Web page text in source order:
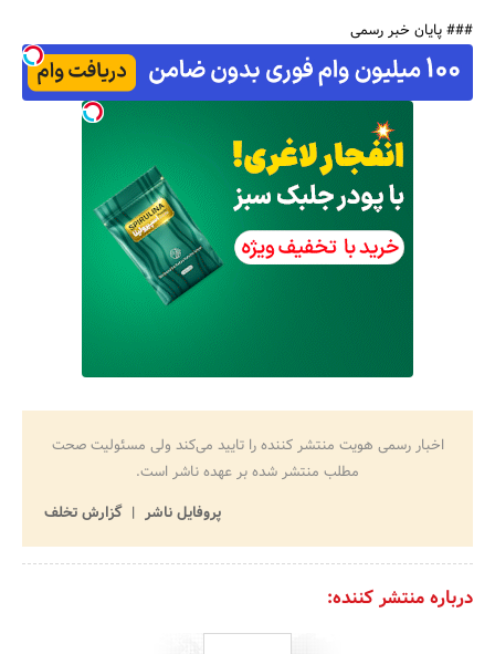
### پایان خبر رسمی
اخبار رسمی هویت منتشر کننده را تایید می‌کند ولی مسئولیت صحت
مطلب منتشر شده بر عهده ناشر است.
پروفایل ناشر
گزارش تخلف
درباره منتشر کننده: